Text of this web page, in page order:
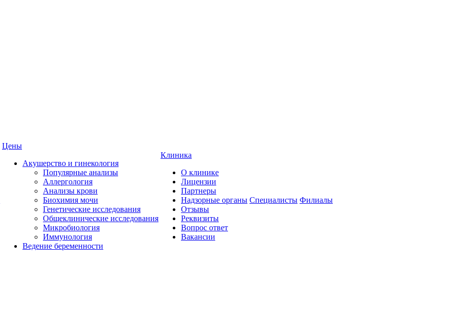
Цены
Акушерство и гинекология
Популярные анализы
Аллергология
Анализы крови
Биохимия мочи
Генетические исследования
Общеклинические исследования
Микробиология
Иммунология
Ведение беременности
Клиника
О клинике
Лицензии
Партнеры
Надзорные органы
Отзывы
Реквизиты
Вопрос ответ
Вакансии
Специалисты Филиалы